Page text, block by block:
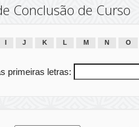
Conclusão de Curso
J K L M N O
primeiras letras: